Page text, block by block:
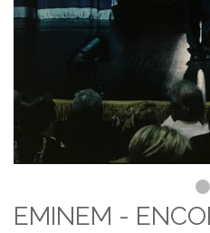
EMINEM -